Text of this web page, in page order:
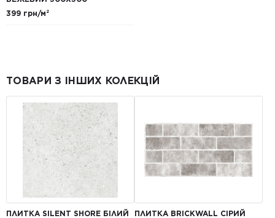
399 грн/м²
ТОВАРИ З ІНШИХ КОЛЕКЦІЙ
ПЛИТКА SILENT SHORE БІЛИЙ
ПЛИТКА BRICKWALL СІРИЙ